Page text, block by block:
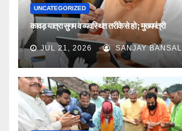
UNCATEGORIZED
कावड़ यात्रा सुगम व व्यवस्थित तरीके से हो ; मुख्यमंत्री
JUL 21, 2026 SANJAY BANSAL